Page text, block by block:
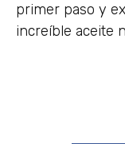
primer paso y
increíble aceite